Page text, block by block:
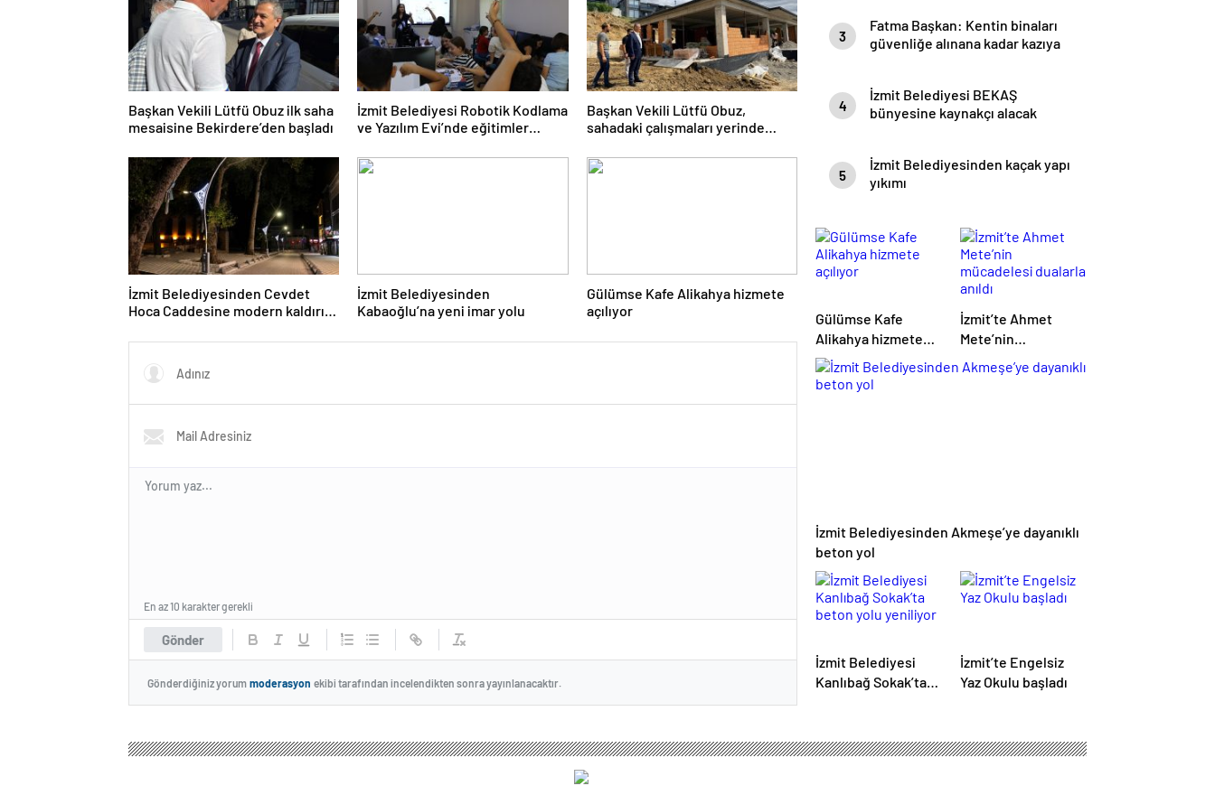
Başkan Vekili Lütfü Obuz ilk saha
mesaisine Bekirdere’den başladı
İzmit Belediyesi Robotik Kodlama
ve Yazılım Evi’nde eğitimler
Başkan Vekili Lütfü Obuz,
sahadaki çalışmaları yerinde
İzmit Belediyesinden Cevdet
Hoca Caddesine modern kaldırım
İzmit Belediyesinden
Kabaoğlu’na yeni imar yolu
Gülümse Kafe Alikahya hizmete
açılıyor
Gönder
En az 10 karakter gerekli
Gönderdiğiniz yorum moderasyon ekibi tarafından incelendikten sonra yayınlanacaktır.
3
Fatma Başkan: Kentin binaları
güvenliğe alınana kadar kazıya
4
İzmit Belediyesi BEKAŞ
bünyesine kaynakçı alacak
5
İzmit Belediyesinden kaçak yapı
yıkımı
Gülümse Kafe
Alikahya hizmete
açılıyor
İzmit’te Ahmet
Mete’nin
mücadelesi dualarla
anıldı
İzmit Belediyesinden Akmeşe’ye dayanıklı
beton yol
İzmit Belediyesi
Kanlıbağ Sokak’ta
İzmit’te Engelsiz
Yaz Okulu başladı